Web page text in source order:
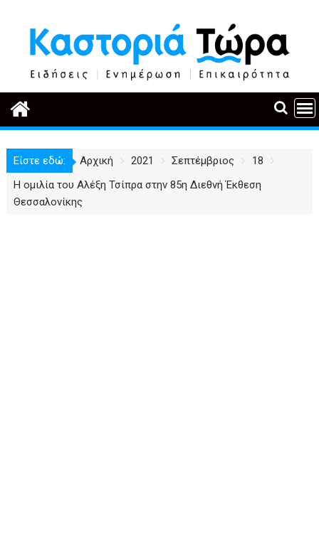
περιεχόμενο
Είστε εδώ: Αρχική 2021 Σεπτέμβριος
18
Η ομιλία του Αλέξη Τσίπρα στην 85η Διεθνή Έκθεση
Θεσσαλονίκης